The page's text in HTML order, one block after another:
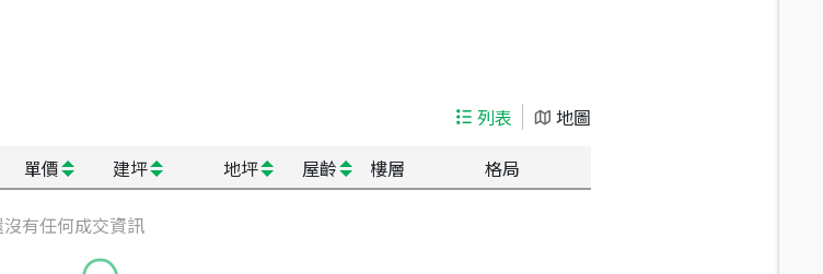
列表
地圖
單價 建坪 地坪 屋齡 樓層 格局
沒有任何成交資訊